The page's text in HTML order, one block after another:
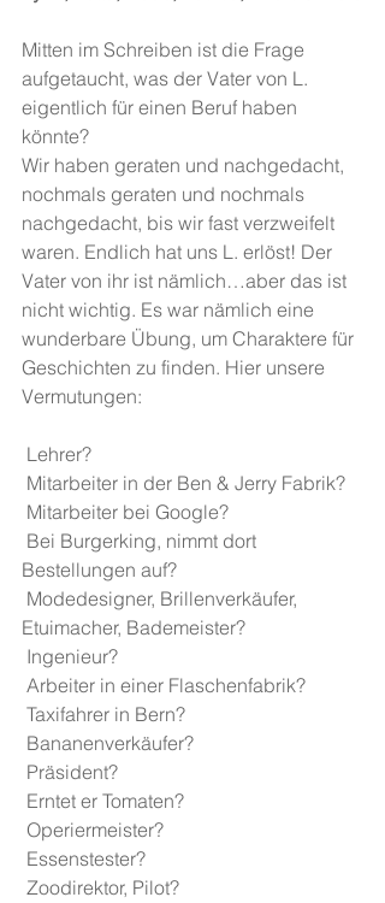
Mitten im Schreiben ist die Frage
aufgetaucht, was der Vater von L.
eigentlich für einen Beruf haben
könnte?
Wir haben geraten und nachgedacht,
nochmals geraten und nochmals
nachgedacht, bis wir fast verzweifelt
waren. Endlich hat uns L. erlöst! Der
Vater von ihr ist nämlich…aber das ist
nicht wichtig. Es war nämlich eine
wunderbare Übung, um Charaktere für
Geschichten zu finden. Hier unsere
Vermutungen:
Lehrer?
Mitarbeiter in der Ben & Jerry Fabrik?
Mitarbeiter bei Google?
Bestellungen auf?
Etuimacher, Bademeister?
Ingenieur?
Arbeiter in einer Flaschenfabrik?
Taxifahrer in Bern?
Bananenverkäufer?
Präsident?
Erntet er Tomaten?
Operiermeister?
Essenstester?
Zoodirektor, Pilot?